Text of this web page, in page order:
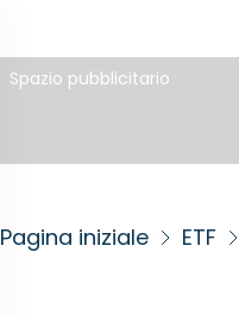
Spazio pubblicitario
Pagina iniziale ETF